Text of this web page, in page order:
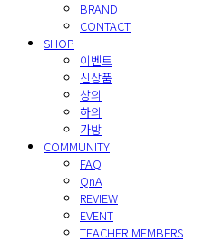
BRAND
CONTACT
SHOP
이벤트
신상품
상의
하의
가방
COMMUNITY
FAQ
QnA
REVIEW
EVENT
TEACHER MEMBERS